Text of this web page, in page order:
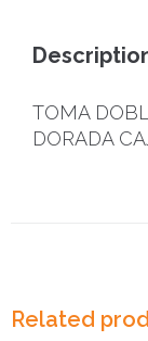
TOMA
DORADA
Related